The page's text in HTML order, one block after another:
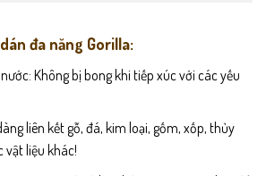
đa năng Gorilla:
Không bị bong khi tiếp xúc với các yếu
liên kết gỗ, đá, kim loại, gốm, xốp, thủy
vật liệu khác!